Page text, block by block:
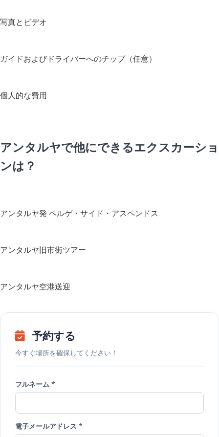
写真とビデオ
ガイドおよびドライバーへのチップ（任意）
個人的な費用
アンタルヤで他にできるエクスカーショ
ンは？
アンタルヤ発 ペルゲ・サイド・アスペンドス
アンタルヤ旧市街ツアー
アンタルヤ空港送迎
予約する
今すぐ場所を確保してください！
フルネーム *
電子メールアドレス *